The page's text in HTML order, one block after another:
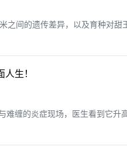
间的遗传差异，以及育种对
生！
缠的炎症现场，医生看到它